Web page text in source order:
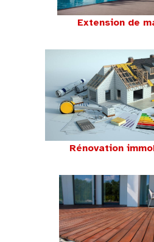
Extension de
Rénovation